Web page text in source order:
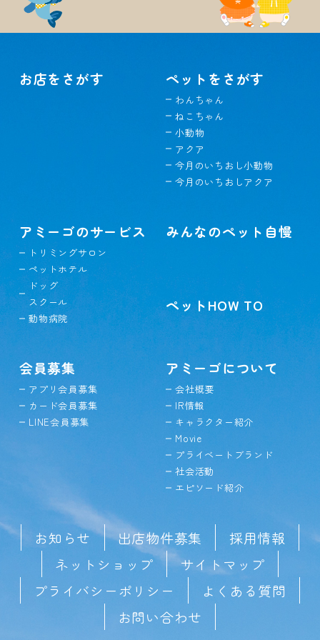
お店をさがす ペットをさがす
わんちゃん
ねこちゃん
小動物
アクア
今月のいちおし小動物
今月のいちおしアクア
アミーゴのサービス
トリミングサロン
ペットホテル
ドッグ
スクール
動物病院
みんなのペット自慢
ペットHOW TO
会員募集
アプリ会員募集
カード会員募集
LINE会員募集
アミーゴについて
会社概要
IR情報
キャラクター紹介
Movie
プライベートブランド
社会活動
エピソード紹介
お知らせ 出店物件募集
採用情報
ネットショップ
サイトマップ
プライバシーポリシー
よくある質問
お問い合わせ